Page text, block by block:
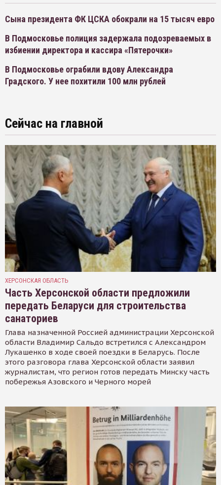
Сына президента ФК ЦСКА обокрали на 15 тысяч евро
В Подмосковье полиция задержала подозреваемых в
избиении директора и кассира «Пятерочки»
В Подмосковье ограбили вдову Александра
Градского. У нее похитили 100 млн рублей
Сейчас на главной
ХЕРСОНСКАЯ ОБЛАСТЬ
Часть Херсонской области предложили
передать Беларуси для строительства
санаториев
Глава назначенной Россией администрации Херсонской
области Владимир Сальдо встретился с Александром
Лукашенко в ходе своей поездки в Беларусь. После
этого разговора глава Херсонской области заявил
журналистам, что регион готов передать Минску часть
побережья Азовского и Черного морей